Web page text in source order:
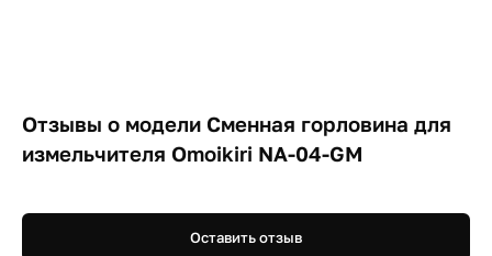
Отзывы о модели Cменная горловина для
измельчителя Omoikiri NA-04-GM
Оставить отзыв